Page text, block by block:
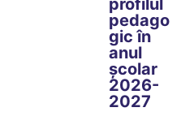
profilul
pedago
gic în
anul
școlar
2026-
2027